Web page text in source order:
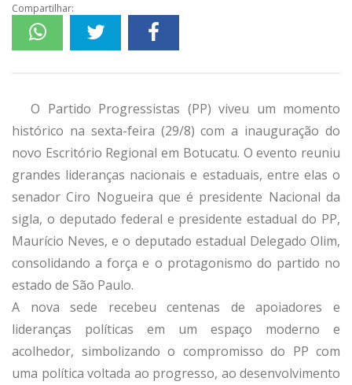
Compartilhar:
O Partido Progressistas (PP) viveu um momento
histórico na sexta-feira (29/8) com a inauguração do
novo Escritório Regional em Botucatu. O evento reuniu
grandes lideranças nacionais e estaduais, entre elas o
senador Ciro Nogueira que é presidente Nacional da
sigla, o deputado federal e presidente estadual do PP,
Maurício Neves, e o deputado estadual Delegado Olim,
consolidando a força e o protagonismo do partido no
estado de São Paulo.
A nova sede recebeu centenas de apoiadores e
lideranças políticas em um espaço moderno e
acolhedor, simbolizando o compromisso do PP com
uma política voltada ao progresso, ao desenvolvimento